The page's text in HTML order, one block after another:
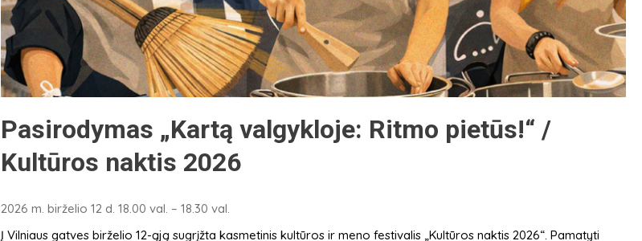
Pasirodymas „Kartą valgykloje: Ritmo pietūs!“ /
Kultūros naktis 2026
2026 m. birželio 12 d. 18.00 val. – 18.30 val.
Į Vilniaus gatves birželio 12-ąją sugrįžta kasmetinis kultūros ir meno festivalis „Kultūros naktis 2026“. Pamatyti